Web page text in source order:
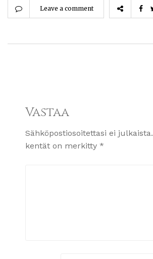
Leave a comment
Vastaa
Sähköpostiosoitettasi ei julkaista.
kentät on merkitty *